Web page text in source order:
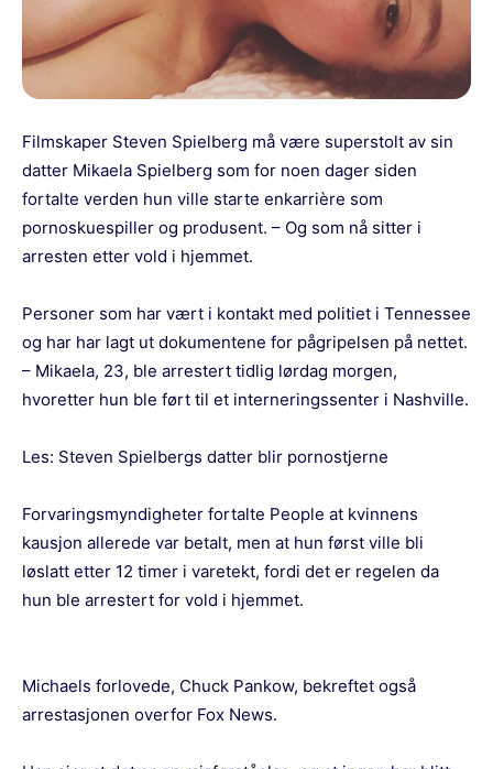
Filmskaper Steven Spielberg må være superstolt av sin
datter Mikaela Spielberg som for noen dager siden
fortalte verden hun ville starte enkarrière som
pornoskuespiller og produsent. – Og som nå sitter i
arresten etter vold i hjemmet.
Personer som har vært i kontakt med politiet i Tennessee
og har har lagt ut dokumentene for pågripelsen på nettet.
– Mikaela, 23, ble arrestert tidlig lørdag morgen,
hvoretter hun ble ført til et interneringssenter i Nashville.
Les: Steven Spielbergs datter blir pornostjerne
Forvaringsmyndigheter fortalte People at kvinnens
kausjon allerede var betalt, men at hun først ville bli
løslatt etter 12 timer i varetekt, fordi det er regelen da
hun ble arrestert for vold i hjemmet.
Michaels forlovede, Chuck Pankow, bekreftet også
arrestasjonen overfor Fox News.